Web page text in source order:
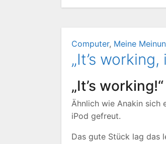
Computer, Meine
„It’s working,
„It’s
Ähnlich wie Anakin sich
iPod gefreut.
Das gute Stück lag das